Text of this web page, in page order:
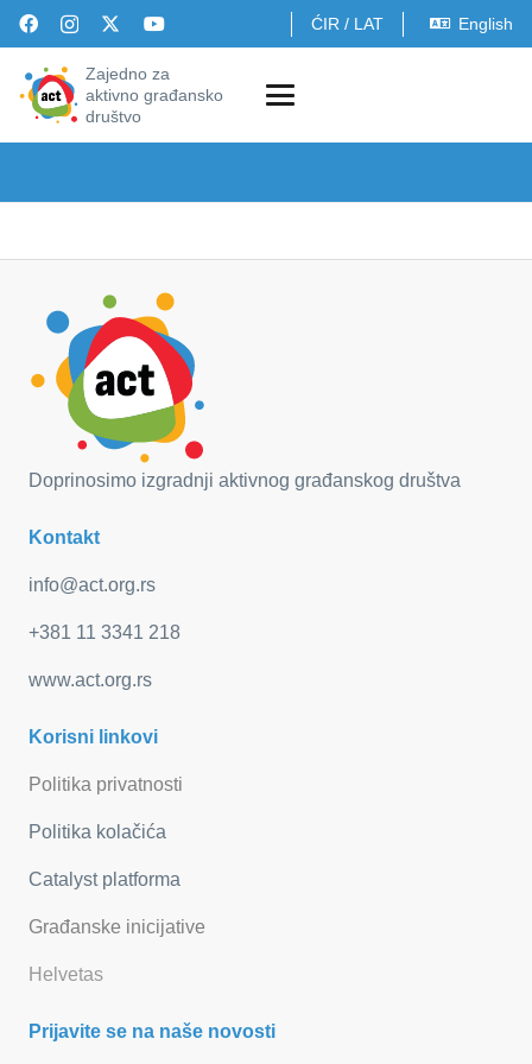
ĆIR / LAT English
Zajedno za
aktivno građansko
društvo
Doprinosimo izgradnji aktivnog građanskog društva
Kontakt
info@act.org.rs
+381 11 3341 218
www.act.org.rs
Korisni linkovi
Politika privatnosti
Politika kolačića
Catalyst platforma
Građanske inicijative
Helvetas
Prijavite se na naše novosti